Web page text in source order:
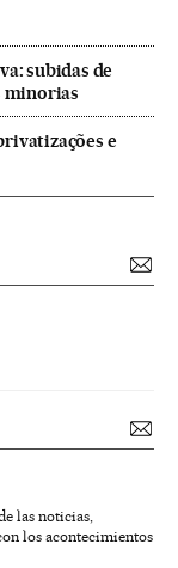
subidas de
minorias
e
las noticias,
los acontecimientos